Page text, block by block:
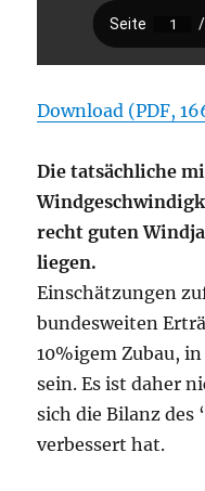
Download (PDF,
Die tatsächliche
recht guten
liegen.
Einschätzungen
bundesweiten
10%igem Zubau,
sein. Es ist daher
sich die Bilanz des
verbessert hat.